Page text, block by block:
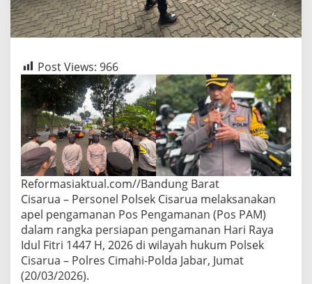
Post Views: 966
Reformasiaktual.com//Bandung Barat
Cisarua – Personel Polsek Cisarua melaksanakan
apel pengamanan Pos Pengamanan (Pos PAM)
dalam rangka persiapan pengamanan Hari Raya
Idul Fitri 1447 H, 2026 di wilayah hukum Polsek
Cisarua – Polres Cimahi-Polda Jabar, Jumat
(20/03/2026).